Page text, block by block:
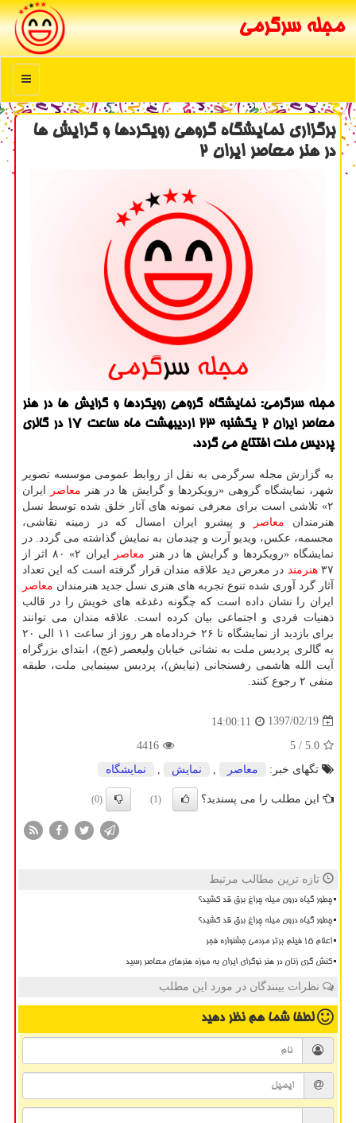
مجله سرگرمی
منو
برگزاری نمایشگاه گروهی رویكردها و گرایش ها
در هنر معاصر ایران ۲
مجله سرگرمی: نمایشگاه گروهی رویكردها و گرایش ها در هنر
معاصر ایران ۲ یكشنبه ۲۳ اردیبهشت ماه ساعت ۱۷ در گالری
پردیس ملت افتتاح می گردد.
به گزارش مجله سرگرمی به نقل از روابط عمومی موسسه تصویر
شهر، نمایشگاه گروهی «رویكردها و گرایش ها در هنر معاصر
ایران
۲» تلاشی است برای معرفی نمونه های آثار خلق شده توسط نسل
هنرمندان معاصر
و پیشرو ایران امسال كه در زمینه نقاشی،
مجسمه، عكس، ویدیو آرت و چیدمان به نمایش گذاشته می گردد. در
نمایشگاه «رویكردها و گرایش ها در هنر معاصر
ایران ۲» ۸۰ اثر از
۳۷ هنرمند در معرض دید علاقه مندان قرار گرفته است كه این تعداد
آثار گرد آوری شده تنوع تجربه های هنری نسل جدید هنرمندان معاصر
ایران را نشان داده است كه چگونه دغدغه های خویش را در قالب
ذهنیات فردی و اجتماعی بیان كرده است. علاقه مندان می توانند
برای بازدید از نمایشگاه تا ۲۶ خردادماه هر روز از ساعت ۱۱ الی ۲۰
به گالری پردیس ملت به نشانی خیابان ولیعصر (عج)، ابتدای بزرگراه
آیت الله هاشمی رفسنجانی (نیایش)، پردیس سینمایی ملت، طبقه
منفی ۲ رجوع كنند.
1397/02/19
14:00:11
5.0
/ 5
4416
تگهای خبر:
معاصر نمایش نمایشگاه
این مطلب را می پسندید؟ (1)
(0)
تازه ترین مطالب مرتبط
چطور گیاه درون میله چراغ برق قد کشید؟
چطور گیاه درون میله چراغ برق قد کشید؟
اعلام ۱۵ فیلم برتر مردمی جشنواره فجر
کنش گری زنان در هنر نوگرای ایران به موزه هنرهای معاصر رسید
نظرات بینندگان در مورد این مطلب
لطفا شما همنظر دهید